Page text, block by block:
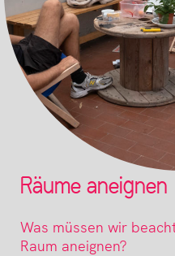
Räume aneignen
Was müssen wir
Raum aneignen?